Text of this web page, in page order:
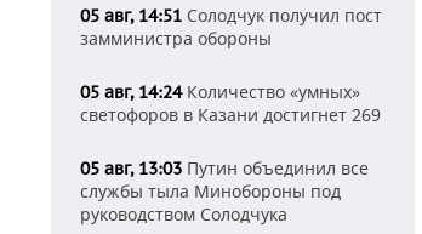
05 авг, 14:51 Солодчук получил пост
замминистра обороны
05 авг, 14:24Количество «умных»
светофоров в Казани достигнет 269
05 авг, 13:03 Путин объединил все
службы тыла Минобороны под
руководством Солодчука